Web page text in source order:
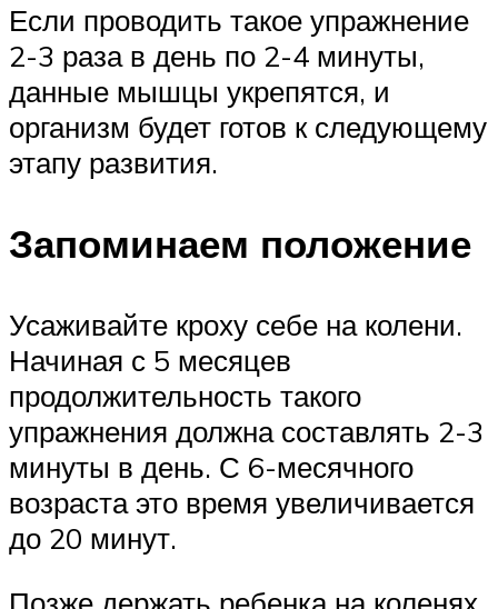
Если проводить такое упражнение
2-3 раза в день по 2-4 минуты,
данные мышцы укрепятся, и
организм будет готов к следующему
этапу развития.
Запоминаем положение
Усаживайте кроху себе на колени.
Начиная с 5 месяцев
продолжительность такого
упражнения должна составлять 2-3
минуты в день. С 6-месячного
возраста это время увеличивается
до 20 минут.